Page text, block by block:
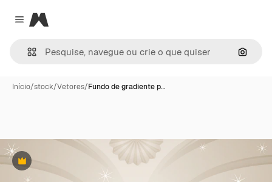
Close menu
Magnific
Início/stock/Vetores/Fundo de gradiente p…
Premium